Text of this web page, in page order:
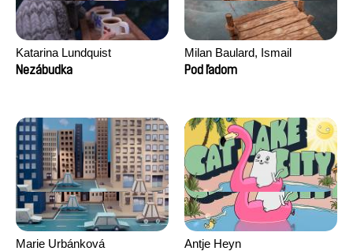
Katarina Lundquist
Nezábudka
Milan Baulard, Ismail
Berrahma, Flore Dupont,
Pod ľadom
Marie Urbánková
Antje Heyn